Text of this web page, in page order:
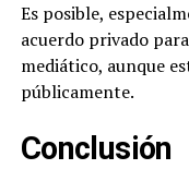
Es posible,
acuerdo privado
mediático, aunque
públicamente.
Conclusión